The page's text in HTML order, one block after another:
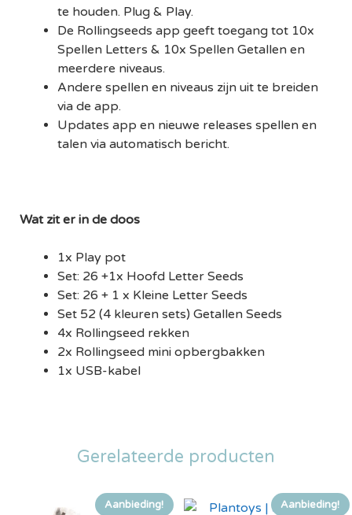
te houden. Plug & Play.
De Rollingseeds app geeft toegang tot 10x
Spellen Letters & 10x Spellen Getallen en
meerdere niveaus.
Andere spellen en niveaus zijn uit te breiden
via de app.
Updates app en nieuwe releases spellen en
talen via automatisch bericht.
Wat zit er in de doos
1x Play pot
Set: 26 +1x Hoofd Letter Seeds
Set: 26 + 1 x Kleine Letter Seeds
Set 52 (4 kleuren sets) Getallen Seeds
4x Rollingseed rekken
2x Rollingseed mini opbergbakken
1x USB-kabel
Gerelateerde producten
Aanbieding! Aanbieding!